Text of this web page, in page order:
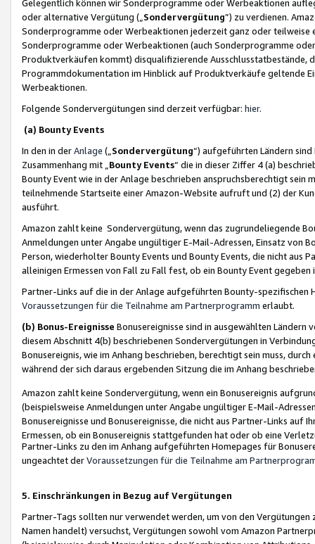
Gelegentlich können wir Sonderprogramme oder Werbeaktionen
oder alternative Vergütung („ Sondervergütung”) zu verdienen.
Sonderprogramme oder Werbeaktionen jederzeit ganz oder
Sonderprogramme oder Werbeaktionen (auch Sonderprogramme
Produktverkäufen kommt) disqualifizierende Ausschlusstatbestände,
Programmdokumentation im Hinblick auf Produktverkäufe geltende
Werbeaktionen.
Folgende Sondervergütungen sind derzeit verfügbar: hier.
(a) Bounty Events
In den in derAnlage („ Sondervergütung“) aufgeführten Ländern
Zusammenhang mit „ Bounty Events“ die in dieser Ziffer 4 (a)
Bounty Event wie in der Anlage beschrieben anspruchsberechtigt sein
teilnehmende Startseite einer Amazon-Website aufruft und (2) der
ausführt.
Amazon zahlt keine Sondervergütung, wenn das zugrundeliegende
Anmeldungen unter Angabe ungültiger E-Mail-Adressen, Einsatz von
Person, wiederholter Bounty Events und Bounty Events, die nicht
alleinigen Ermessen von Fall zu Fall fest, ob ein Bounty Event
Partner-Links auf die in der Anlage aufgeführten Bounty-spezifischen
Voraussetzungen für die Teilnahme am Partnerprogramm erlaubt.
(b) Bonus-Ereignisse Bonusereignisse sind in ausgewählten Ländern
diesem Abschnitt 4(b) beschriebenen Sondervergütungen in
Bonusereignis, wie im Anhang beschrieben, berechtigt sein muss,
während der sich daraus ergebenden Sitzung die im Anhang
Amazon zahlt keine Sondervergütung, wenn ein Bonusereignis
(beispielsweise Anmeldungen unter Angabe ungültiger E-Mail-
Bonusereignisse und Bonusereignisse, die nicht aus Partner-Links auf
Ermessen, ob ein Bonusereignis stattgefunden hat oder ob eine
Partner-Links zu den im Anhang aufgeführten Homepages für
ungeachtet derVoraussetzungen für die Teilnahme am
5. Einschränkungen in Bezug auf Vergütungen
Partner-Tags sollten nur verwendet werden, um von den
Namen handelt) versuchst, Vergütungen sowohl vom Amazon